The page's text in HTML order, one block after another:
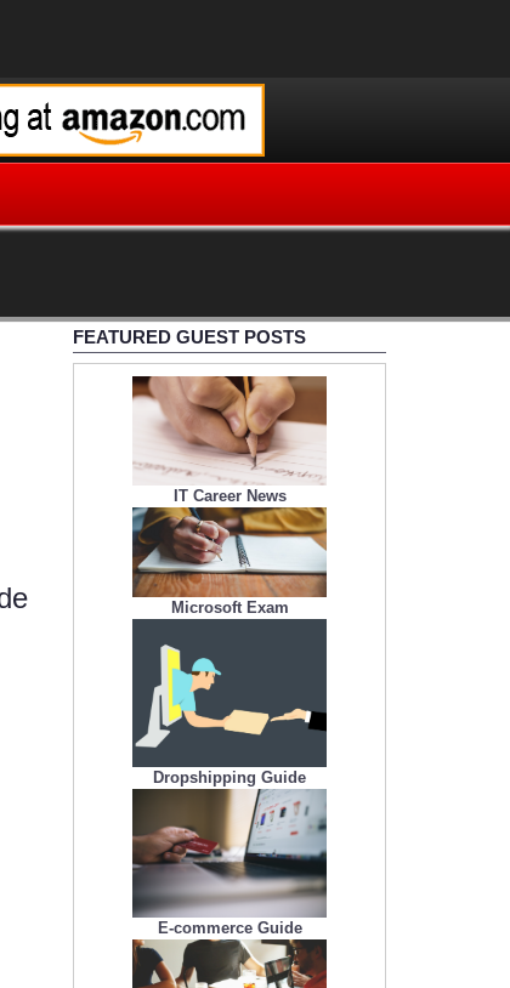
FEATURED GUEST POSTS
IT Career News
Microsoft Exam
Dropshipping Guide
E-commerce Guide